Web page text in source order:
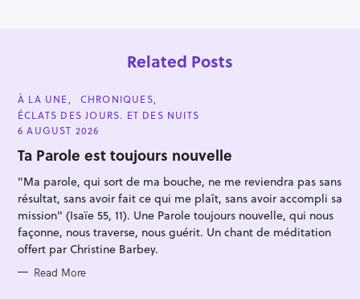
Related Posts
C
A
T
E
O
R
E
À LA UNE
CHRONIQUES
ÉCLATS DES JOURS. ET DES NUITS
6 AUGUST 2026
Ta Parole est toujours nouvelle
"Ma parole, qui sort de ma bouche, ne me reviendra pas sans
résultat, sans avoir fait ce qui me plaît, sans avoir accompli sa
mission" (Isaïe 55, 11). Une Parole toujours nouvelle, qui nous
façonne, nous traverse, nous guérit. Un chant de méditation
offert par Christine Barbey.
Read More
e
a
r
c
h